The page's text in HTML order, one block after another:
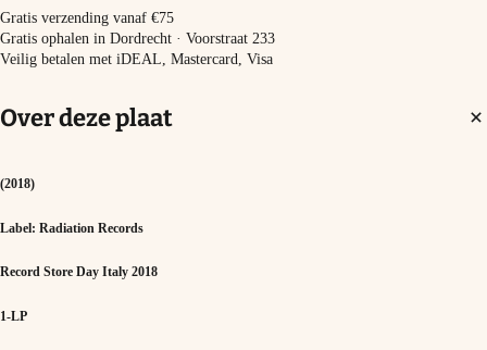
Uitverkocht
Gratis verzending vanaf €75
Gratis ophalen in Dordrecht · Voorstraat 233
Veilig betalen met iDEAL, Mastercard, Visa
Over deze plaat
(2018)
Label: Radiation Records
Record Store Day Italy 2018
1-LP